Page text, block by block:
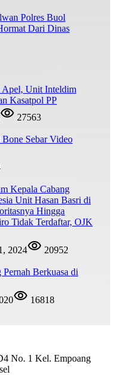
Polres Buol
Dari Dinas
Apel, Unit Inteldim
Kasatpol PP
27563
Sebar Video
Kepala Cabang
Unit Hasan Basri di
Hingga
Tidak Terdaftar, OJK
2024
20952
Pernah Berkuasa di
16818
No. 1 Kel. Empoang